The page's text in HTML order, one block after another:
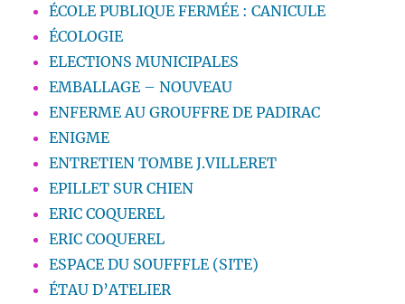
ÉCOLE PUBLIQUE FERMÉE : CANICULE
ÉCOLOGIE
ELECTIONS MUNICIPALES
EMBALLAGE – NOUVEAU
ENFERME AU GROUFFRE DE PADIRAC
ENIGME
ENTRETIEN TOMBE J.VILLERET
EPILLET SUR CHIEN
ERIC COQUEREL
ERIC COQUEREL
ESPACE DU SOUFFFLE (SITE)
ÉTAU D’ATELIER